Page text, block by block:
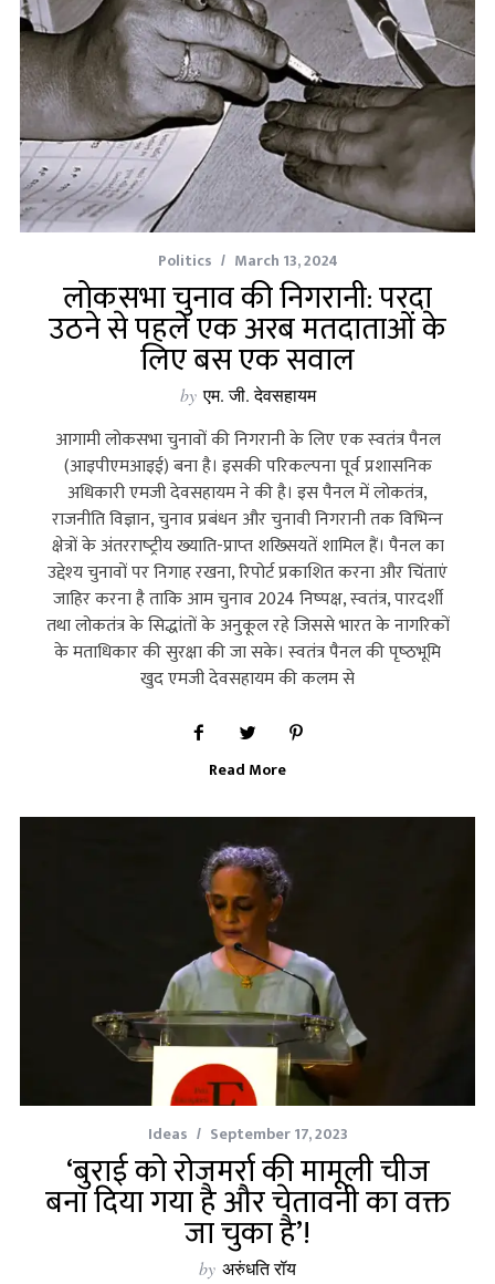
Politics March 13, 2024
लोकसभा चुनाव की निगरानी: परदा
उठने से पहले एक अरब मतदाताओं के
लिए बस एक सवाल
by एम. जी. देवसहायम
आगामी लोकसभा चुनावों की निगरानी के लिए एक स्‍वतंत्र पैनल
(आइपीएमआइई) बना है। इसकी परिकल्‍पना पूर्व प्रशासनिक
अधिकारी एमजी देवसहायम ने की है। इस पैनल में लोकतंत्र,
राजनीति विज्ञान, चुनाव प्रबंधन और चुनावी निगरानी तक विभिन्‍न
क्षेत्रों के अंतरराष्‍ट्रीय ख्‍याति-प्राप्‍त शख्सियतें शामिल हैं। पैनल का
उद्देश्‍य चुनावों पर निगाह रखना, रिपोर्ट प्रकाशित करना और चिंताएं
जाहिर करना है ताकि आम चुनाव 2024 निष्‍पक्ष, स्‍वतंत्र, पारदर्शी
तथा लोकतंत्र के सिद्धांतों के अनुकूल रहे जिससे भारत के नागरिकों
के मताधिकार की सुरक्षा की जा सके। स्‍वतंत्र पैनल की पृष्‍ठभूमि
खुद एमजी देवसहायम की कलम से
Read More
Ideas September 17, 2023
‘बुराई को रोजमर्रा की मामूली चीज
बना दिया गया है और चेतावनी का वक्त
जा चुका है’!
by अरुंधति रॉय